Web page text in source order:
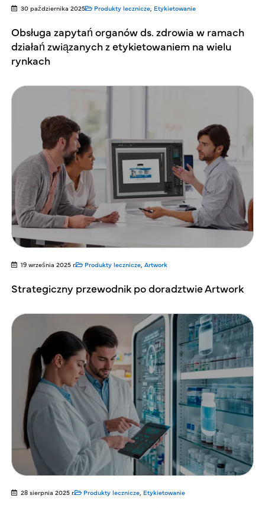
30 października 2025 Produkty lecznicze, Etykietowanie
Obsługa zapytań organów ds. zdrowia w ramach
działań związanych z etykietowaniem na wielu
rynkach
19 września 2025 r. Produkty lecznicze, Artwork
Strategiczny przewodnik po doradztwie Artwork
28 sierpnia 2025 r. Produkty lecznicze, Etykietowanie